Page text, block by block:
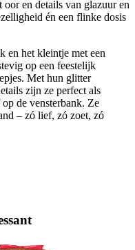
en details van glazuur en
én een flinke dosis
en het kleintje met een
op een feestelijk
Met hun glitter
zijn ze perfect als
de vensterbank. Ze
– zó lief, zó zoet, zó